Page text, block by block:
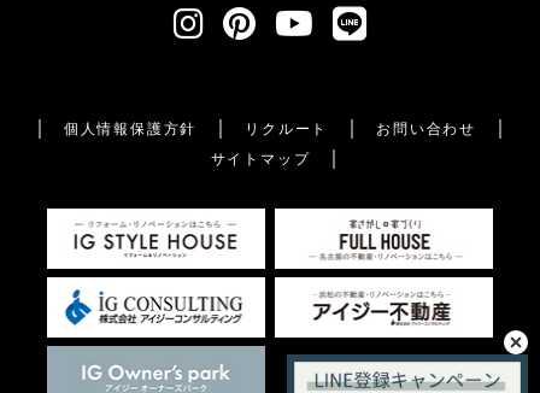
個人情報保護方針 リクルート
お問い合わせ
サイトマップ